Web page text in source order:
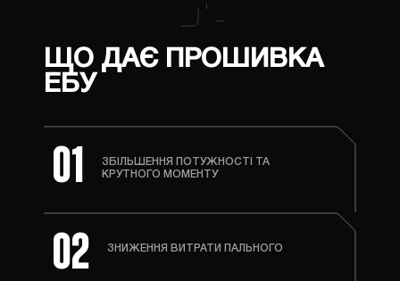
ЩО ДАЄ ПРОШИВКА
ЕБУ
01
ЗБІЛЬШЕННЯ ПОТУЖНОСТІ ТА
КРУТНОГО МОМЕНТУ
02 ЗНИЖЕННЯ ВИТРАТИ ПАЛЬНОГО